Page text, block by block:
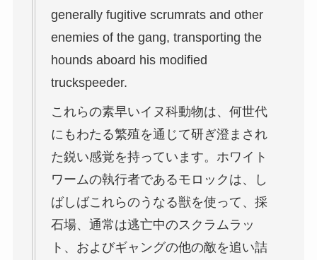
generally fugitive scrumrats and other
enemies of the gang, transporting the
hounds aboard his modified
truckspeeder.
これらの素早いイヌ科動物は、何世代
にもわたる繁殖を通じて研ぎ澄まされ
た鋭い感覚を持っています。ホワイト
ワームの執行者であるモロックは、し
ばしばこれらのうなる獣を使って、採
石場、通常は逃亡中のスクラムラッ
ト、およびギャングの他の敵を追い詰